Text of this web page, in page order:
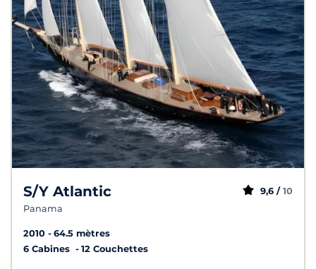
S/Y Atlantic
Panama
9,6 / 10
2010
64.5 mètres
6 Cabines
12 Couchettes